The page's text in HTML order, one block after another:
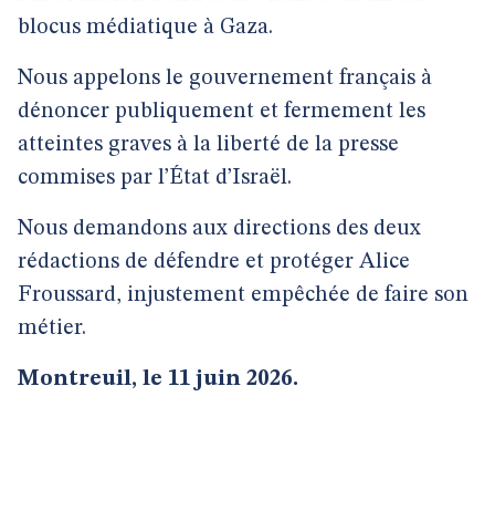
blocus médiatique à Gaza.
Nous appelons le gouvernement français à
dénoncer publiquement et fermement les
atteintes graves à la liberté de la presse
commises par l’État d’Israël.
Nous demandons aux directions des deux
rédactions de défendre et protéger Alice
Froussard, injustement empêchée de faire son
métier.
Montreuil, le 11 juin 2026.